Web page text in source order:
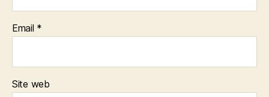
Email *
Site web